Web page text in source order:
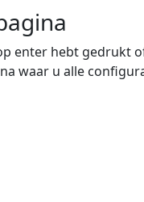
enter hebt gedrukt
waar u alle